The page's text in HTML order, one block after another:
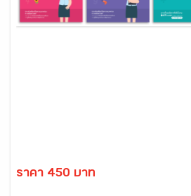
ราคา 450 บาท